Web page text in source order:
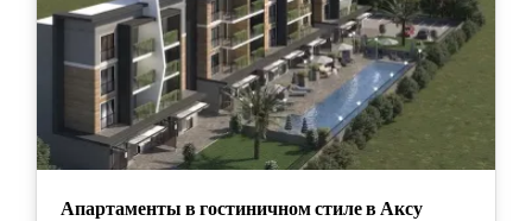
Апартаменты в гостиничном стиле в Аксу